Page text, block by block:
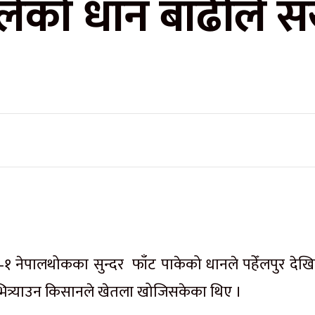
धान बाढीले
नेपालथोकका सुन्दर फाँट पाकेको धानले पहेँलपुर
किसानले खेतला खोजिसकेका थिए ।